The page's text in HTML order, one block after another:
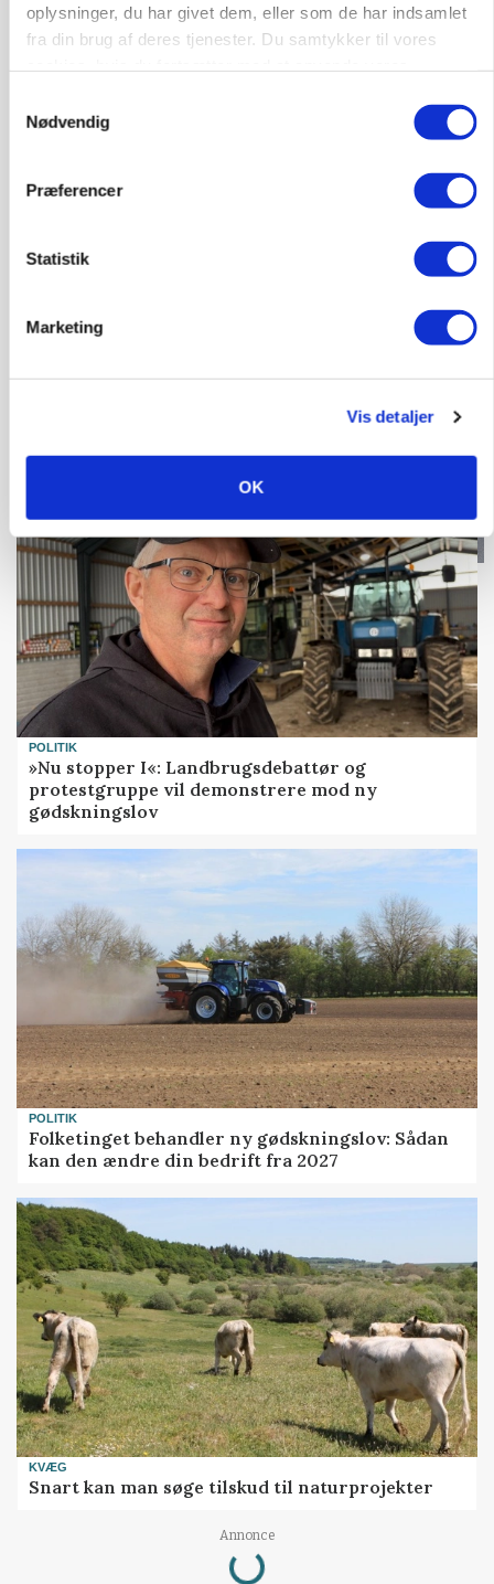
oplysninger, du har givet dem, eller som de har indsamlet
fra din brug af deres tjenester. Du samtykker til vores
Nødvendig
Præferencer
Statistik
Marketing
Vis detaljer
OK
BUSINESS
Fra mark til mur: Byggeriet kan åbne nyt
POLITIK
»Nu stopper I«: Landbrugsdebattør og
protestgruppe vil demonstrere mod ny
gødskningslov
POLITIK
Folketinget behandler ny gødskningslov: Sådan
kan den ændre din bedrift fra 2027
KVÆG
Snart kan man søge tilskud til naturprojekter
Annonce
Loading...